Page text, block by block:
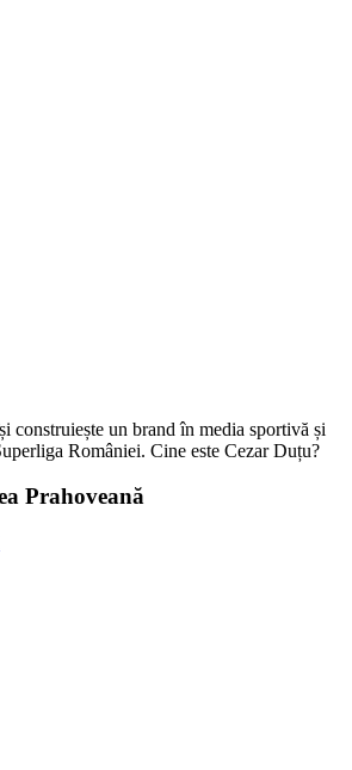
construiește un brand în media sportivă și
României. Cine este Cezar Duțu?
Prahoveană